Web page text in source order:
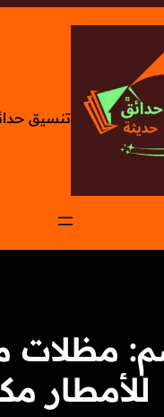
تنسيق
مظلات
للأمطار